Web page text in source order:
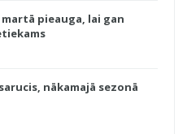
martā pieauga, lai gan
nākamajā sezonā